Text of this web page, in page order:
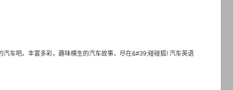
车吧。丰富多彩，趣味横生的汽车故事，尽在&#39;碰碰狐! 汽车英语